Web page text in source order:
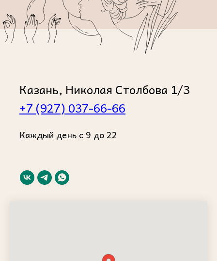
Казань, Николая Столбова 1/3
+7 (927) 037-66-66
Каждый день с 9 до 22